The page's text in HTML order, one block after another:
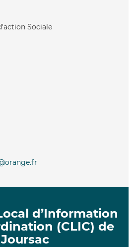
Sociale
d’Information
(CLIC) de
Joursac